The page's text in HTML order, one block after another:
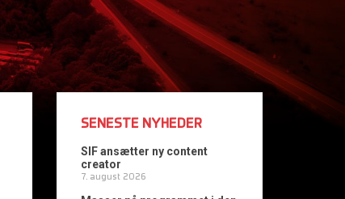
SENESTE NYHEDER
SIF ansætter ny content
creator
7. august 2026